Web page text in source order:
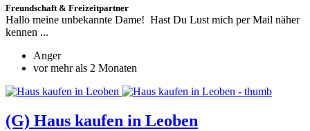
Freundschaft & Freizeitpartner
Hallo meine unbekannte Dame! Hast Du Lust mich per Mail näher
kennen ...
Anger
vor mehr als 2 Monaten
(G) Haus kaufen in Leoben